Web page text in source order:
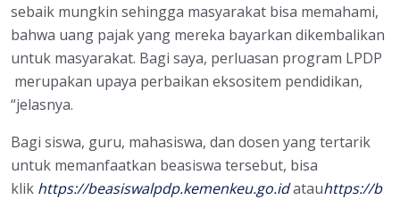
sebaik mungkin sehingga masyarakat bisa memahami,
bahwa uang pajak yang mereka bayarkan dikembalikan
untuk masyarakat. Bagi saya, perluasan program LPDP
merupakan upaya perbaikan eksositem pendidikan,
“jelasnya.
Bagi siswa, guru, mahasiswa, dan dosen yang tertarik
untuk memanfaatkan beasiswa tersebut, bisa
klik https://beasiswalpdp.kemenkeu.go.idatauhttps://b